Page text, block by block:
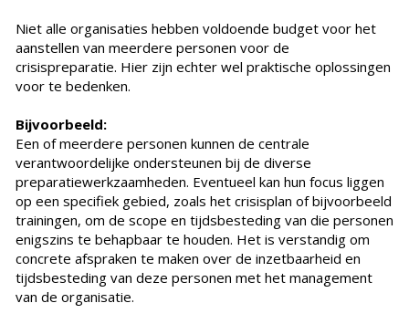
Niet alle organisaties hebben voldoende budget voor het
aanstellen van meerdere personen voor de
crisispreparatie. Hier zijn echter wel praktische oplossingen
voor te bedenken.
Bijvoorbeeld:
Een of meerdere personen kunnen de centrale
verantwoordelijke ondersteunen bij de diverse
preparatiewerkzaamheden. Eventueel kan hun focus liggen
op een specifiek gebied, zoals het crisisplan of bijvoorbeeld
trainingen, om de scope en tijdsbesteding van die personen
enigszins te behapbaar te houden. Het is verstandig om
concrete afspraken te maken over de inzetbaarheid en
tijdsbesteding van deze personen met het management
van de organisatie.